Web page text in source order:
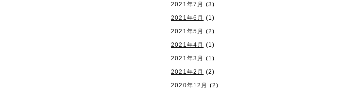
2021年7月
(3)
2021年6月
(1)
2021年5月
(2)
2021年4月
(1)
2021年3月
(1)
2021年2月
(2)
2020年12月
(2)